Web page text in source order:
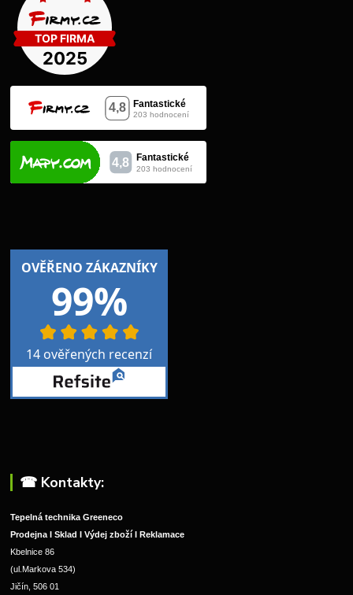
☎︎ Kontakty:
Tepelná technika Greeneco
Prodejna I Sklad I Výdej zboží I Reklamace
Kbelnice 86
(ul.Markova 534)
Jičín, 506 01